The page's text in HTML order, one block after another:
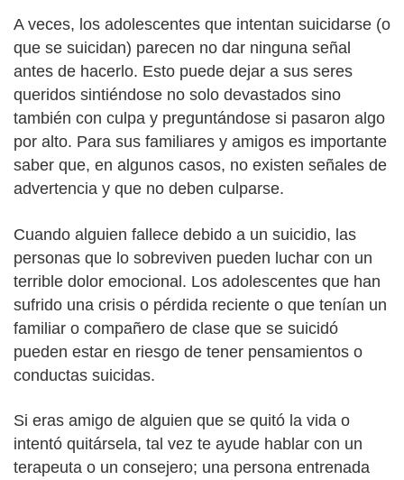
A veces, los adolescentes que intentan suicidarse (o
que se suicidan) parecen no dar ninguna señal
antes de hacerlo. Esto puede dejar a sus seres
queridos sintiéndose no solo devastados sino
también con culpa y preguntándose si pasaron algo
por alto. Para sus familiares y amigos es importante
saber que, en algunos casos, no existen señales de
advertencia y que no deben culparse.
Cuando alguien fallece debido a un suicidio, las
personas que lo sobreviven pueden luchar con un
terrible dolor emocional. Los adolescentes que han
sufrido una crisis o pérdida reciente o que tenían un
familiar o compañero de clase que se suicidó
pueden estar en riesgo de tener pensamientos o
conductas suicidas.
Si eras amigo de alguien que se quitó la vida o
intentó quitársela, tal vez te ayude hablar con un
terapeuta o un consejero; una persona entrenada